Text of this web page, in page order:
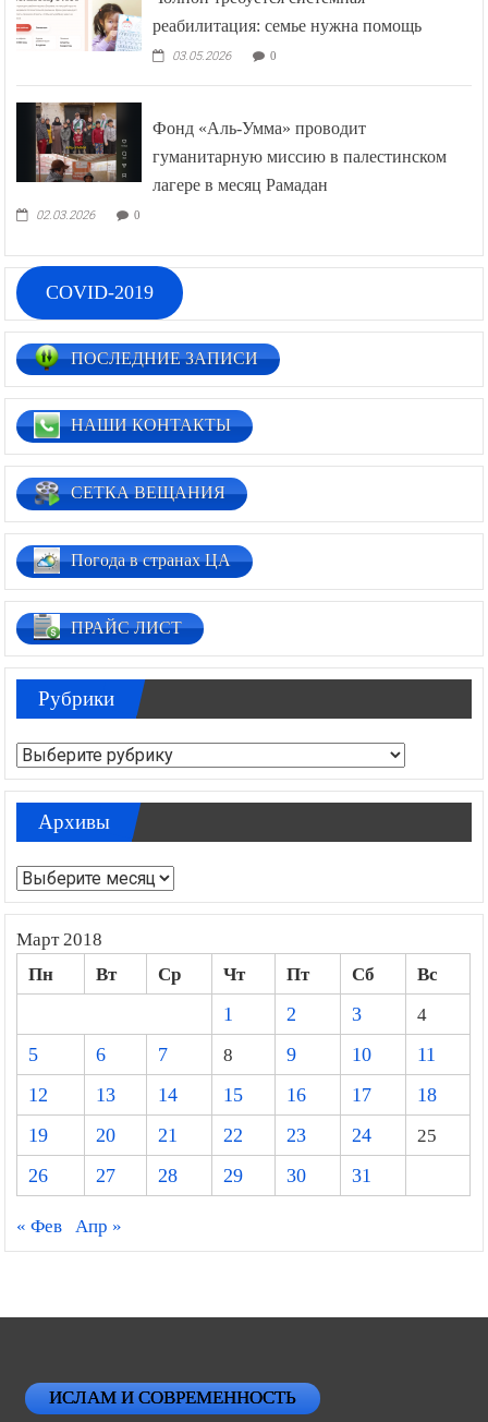
реабилитация: семье нужна помощь
03.05.2026 0
Фонд «Аль-Умма» проводит
гуманитарную миссию в палестинском
лагере в месяц Рамадан
02.03.2026 0
COVID-2019
ПОСЛЕДНИЕ ЗАПИСИ
НАШИ КОНТАКТЫ
СЕТКА ВЕЩАНИЯ
Погода в странах ЦА
ПРАЙС ЛИСТ
Рубрики
Рубрики
Архивы
Архивы
Март 2018
Пн Вт Ср Чт Пт Сб
Вс
1
2 3
4
5
6 7 8 9 10
11
12
13 14 15 16 17
18
19
20 21 22 23 24
25
26
27 28 29 30 31
« Фев Апр »
ИСЛАМ И СОВРЕМЕННОСТЬ